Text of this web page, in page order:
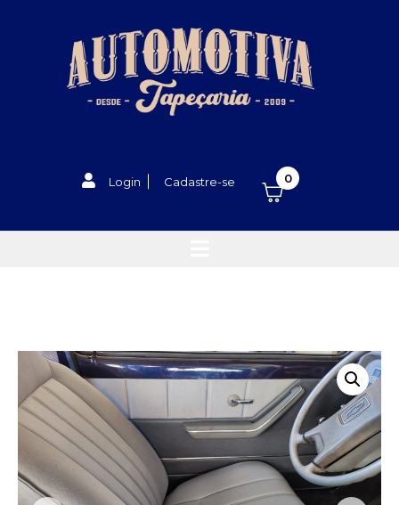
Login Cadastre-se 0